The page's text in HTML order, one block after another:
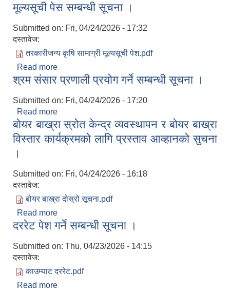
मूल्यसूची पेस सम्बन्धी सूचना ।
Submitted on: Fri, 04/24/2026 - 17:32
दस्तावेज:
तरकारीजन्य कृषि सामाग्री मूल्यसूची पेश.pdf
Read more
श्रम संसार प्रणाली प्रयोग गर्ने सम्बन्धी सूचना ।
Submitted on: Fri, 04/24/2026 - 17:20
Read more
बोयर बाख्रा स्रोत केन्द्र व्यवस्थापन र बोयर बाख्रा
विस्तार कार्यक्रमको लागि प्रस्ताव आव्हानको सुचना
।
Submitted on: Fri, 04/24/2026 - 16:18
दस्तावेज:
बोयर बाख्रा दोस्रो सूचना.pdf
Read more
विस्तार कार्यक्रमको लागि प्रस्ताव आव्हानको सुचना ।
दररेट पेश गर्ने सम्बन्धी सूचना ।
Submitted on: Thu, 04/23/2026 - 14:15
दस्तावेज:
काउम्याट दररेट.pdf
Read more